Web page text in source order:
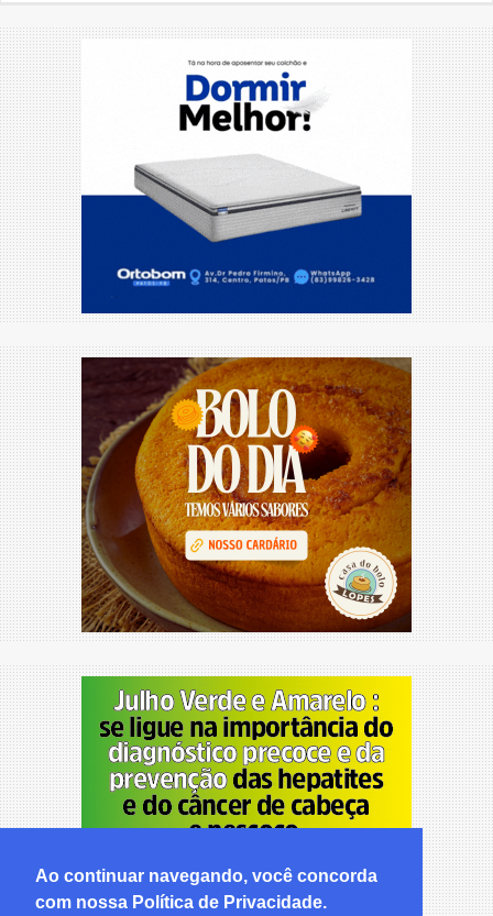
Ao continuar navegando, você concorda
com nossa Política de Privacidade.